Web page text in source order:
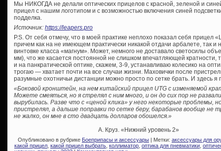
Мы НИКОГДА не делали оптических прицелов с красной, зеленой и
прицел с нашим логотипом и с возможностью включения синей
подделка.
Источник: https://leapers.pro
P.S. От себя отмечу, что в моей практике неплохо показал себя прицел
причем как на не имеющем практически никакой отдачи арбалете, так
винтовке класса «магнум». Может, немного не доставало светосилы
мм), что же касается постоянной не слишком впечатляющей кратности,
и на панкратической оптике, скажем, 3-9, устанавливаю колесико на
трогаю — хватает почти на все случаи жизни. Маховички после
разумные охотничьи дистанции можно просто по сетке брать. И здесь
«Боковой кронштейн, на нем китайский прицел UTG с изменяемой
Можете смеяться, но я стрелял с ним много, и он до сих пор не
вырубилась. Разве что с «ценой клика» у него некоторые проблемы,
пристрелял, а дальше поправки по сетке беру, барабанов вообще не
не жалко, он мне в сто двадцать долларов обошелся.»
А. Круз. «Нижний уровень 2»
Опубликовано в рубрике Боеприпасы и аксессуары | Метки: аксессуары для
какой прицел какой прицел выбрать коллиматор оптика для пневматики